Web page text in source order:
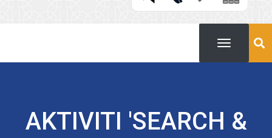
AKTIVITI 'SEARCH &